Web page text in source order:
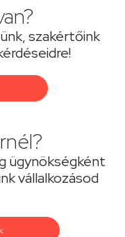
szakértőink
ügynökségként
vállalkozásod